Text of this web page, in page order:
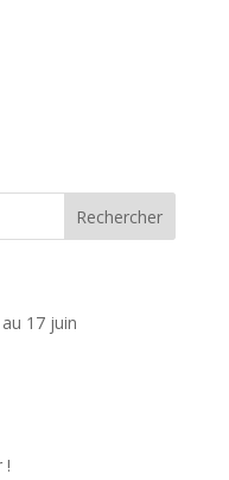
17 juin
!